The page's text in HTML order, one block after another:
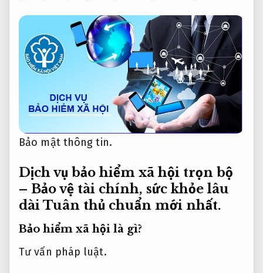
Bảo mật thông tin.
Dịch vụ bảo hiểm xã hội trọn bộ
– Bảo vệ tài chính, sức khỏe lâu
dàiTuân thủ chuẩn mới nhất.
Bảo hiểm xã hội là gì?
Tư vấn pháp luật.